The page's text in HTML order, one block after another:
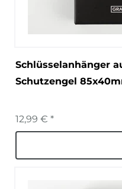
Schlüsselanhänger
Schutzengel
12,99 € *